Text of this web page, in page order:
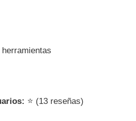
⭐ (13 reseñas)